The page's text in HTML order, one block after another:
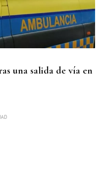
una salida de vía en